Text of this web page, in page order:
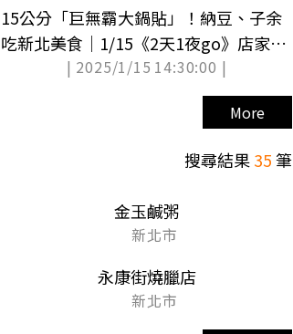
15公分「巨無霸大鍋貼」！納豆、子余
吃新北美食｜1/15《2天1夜go》店家資
| 2025/1/15 14:30:00 |
More
搜尋結果35筆
金玉鹹粥
新北市
永康街燒臘店
新北市